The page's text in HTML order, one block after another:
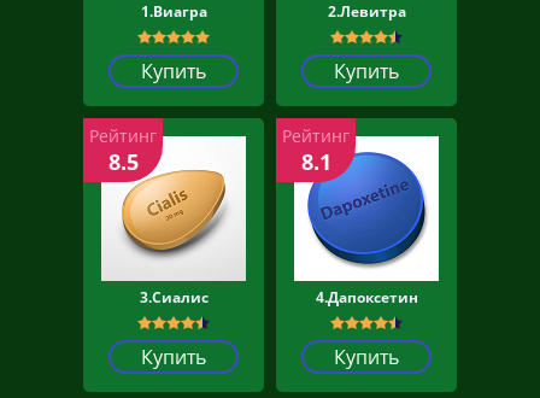
1.Виагра
Купить
2.Левитра
Купить
3.Сиалис
Купить
Рейтинг
8.5
4.Дапоксетин
Купить
Рейтинг
8.1